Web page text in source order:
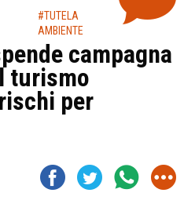
#TUTELA
AMBIENTE
campagna
turismo
per